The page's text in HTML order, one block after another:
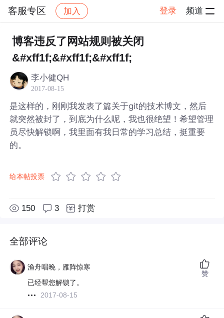
客服专区 加入 登录 频道
社区 客服专区 帖子详情
博客违反了网站规则被关闭
&#xff1f;&#xff1f;&#xff1f;
李小健QH
2017-08-15
是这样的，刚刚我发表了篇关于git的技术博文，然后
就突然被封了，到底为什么呢，我也很绝望！希望管理
员尽快解锁啊，我里面有我日常的学习总结，挺重要
的。
给本帖投票
150 3 打赏
全部评论
渔舟唱晚，雁阵惊寒
已经帮您解锁了。
2017-08-15
赞